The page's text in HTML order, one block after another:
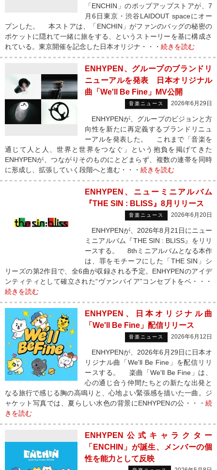
「ENCHIN」のポップアップストアが、7
月6日東京・渋谷LAIDOUT spaceにオー
プンした。 本ストアは、「ENCHIN」がファンのバッグの秘密の
ポケットに隠れて一緒に旅をする、というストーリーを基に構成さ
れている。東京開催を記念した日本オリジナ・・・ 続きを読む
ENHYPEN、グループのブランドリ
ニューアルを発表 日本オリジナル
曲「We'll Be Fine」MV公開
音楽ニュース 2026年6月29日
ENHYPENが、グループのビジョンと方
向性を新たに再定義するブランドリニュ
ーアルを発表した。 これまで「音楽を
通じて人と人、世界と世界をつなぐ」という抱負を掲げてきた
ENHYPENが、つながりそのものにとどまらず、複数の連帯を同時
に形成し、拡張していく段階へと進む・・・ 続きを読む
ENHYPEN、ニューミニアルバム
『THE SIN : BLISS』8月リリース
音楽ニュース 2026年6月20日
ENHYPENが、2026年8月21日にニュー
ミニアルバム『THE SIN : BLISS』をリリ
ースする。 8thミニアルバムとなる本作
は、罪をモチーフにした「THE SIN」シ
リーズの第2作目で、全6曲が収録される予定。ENHYPENのアイデ
ンティティとして確立された“ヴァンパイア”コンセプトをベ・・・
続きを読む
ENHYPEN、日本オリジナル曲
「We'll Be Fine」配信リリース
音楽ニュース 2026年6月12日
ENHYPENが、2026年6月29日に日本オ
リジナル曲「We'll Be Fine」を配信リリ
ースする。 楽曲「We'll Be Fine」は、
心の通じ合う仲間たちとの新たな出発と
なる旅行で感じる胸の高鳴りと、心地よい緊張感を描いた一曲。ジ
ャケット写真では、夏らしい水色の背景にENHYPENの公・・・ 続
きを読む
ENHYPEN公式キャラクター
「ENCHIN」が誕生、メンバーの個
性を能力として反映